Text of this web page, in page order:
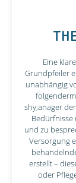
Eine
Grundpfeiler
unabhängig
shy;anager
und zu
Versorgung
erstellt –
oder